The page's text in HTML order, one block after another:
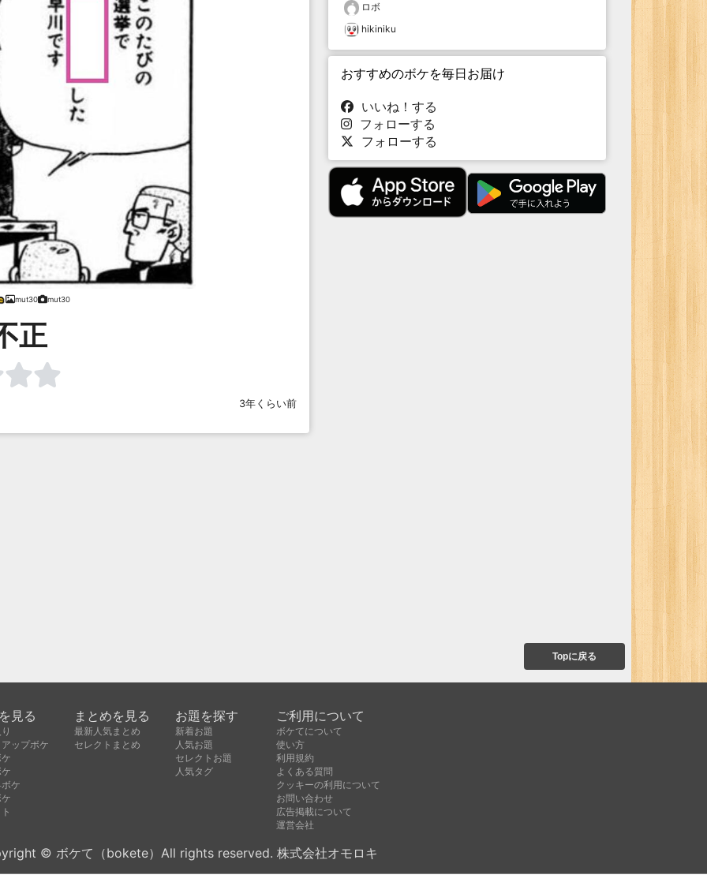
mut30 mut30
正
3年くらい前
ロボ
hikiniku
おすすめのボケを毎日お届け
いいね！する
フォローする
フォローする
Topに戻る
見る
ップボケ
ケ
まとめを見る
最新人気まとめ
セレクトまとめ
お題を探す
新着お題
人気お題
セレクトお題
人気タグ
ご利用について
ボケてについて
使い方
利用規約
よくある質問
クッキーの利用について
お問い合わせ
広告掲載について
運営会社
© ボケて（bokete）All rights reserved. 株式会社オモロキ